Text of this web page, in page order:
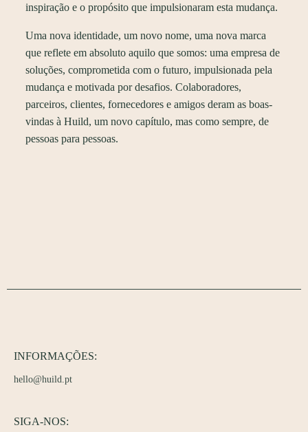
inspiração e o propósito que impulsionaram esta mudança.
Uma nova identidade, um novo nome, uma nova marca
que reflete em absoluto aquilo que somos: uma empresa de
soluções, comprometida com o futuro, impulsionada pela
mudança e motivada por desafios. Colaboradores,
parceiros, clientes, fornecedores e amigos deram as boas-
vindas à Huild, um novo capítulo, mas como sempre, de
pessoas para pessoas.
INFORMAÇÕES:
hello@huild.pt
SIGA-NOS: